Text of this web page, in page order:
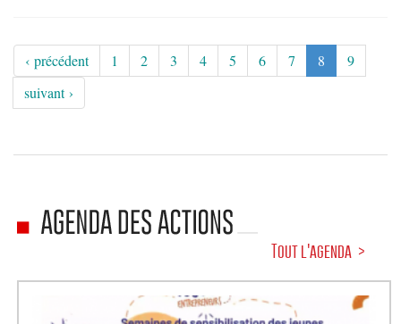
‹ précédent 1 2 3 4 5 6 7 8
9
suivant ›
Tout l'agenda